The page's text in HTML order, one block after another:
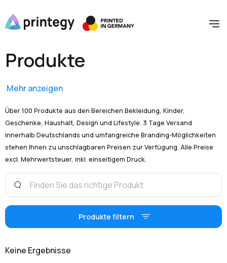
Produkte
Mehr anzeigen
Über 100 Produkte aus den Bereichen Bekleidung, Kinder,
Geschenke, Haushalt, Design und Lifestyle. 3 Tage Versand
innerhalb Deutschlands und umfangreiche Branding-Möglichkeiten
stehen Ihnen zu unschlagbaren Preisen zur Verfügung. Alle Preise
excl. Mehrwertsteuer, inkl. einseitigem Druck.
Produkte filtern
Keine Ergebnisse